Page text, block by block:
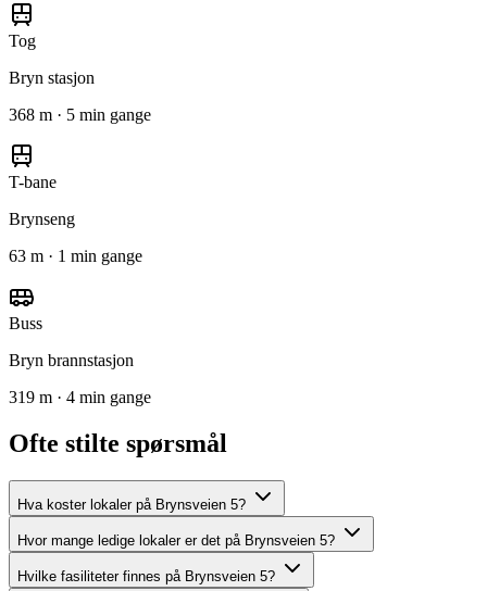
Tog
Bryn stasjon
368 m · 5 min gange
T-bane
Brynseng
63 m · 1 min gange
Buss
Bryn brannstasjon
319 m · 4 min gange
Ofte stilte spørsmål
Hva koster lokaler på Brynsveien 5?
Hvor mange ledige lokaler er det på Brynsveien 5?
Hvilke fasiliteter finnes på Brynsveien 5?